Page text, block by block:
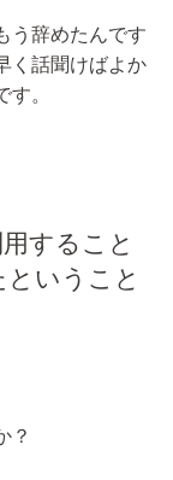
う辞めたんです
く話聞けばよか
。
すること
いうこと
？